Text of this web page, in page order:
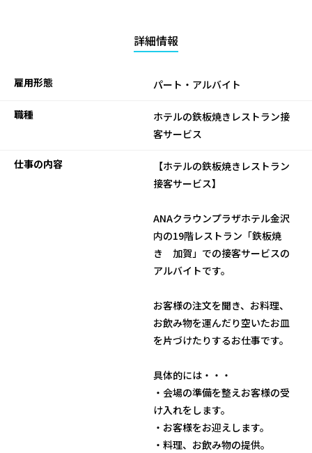
詳細情報
雇用形態 パート・アルバイト
職種
ホテルの鉄板焼きレストラン接
客サービス
仕事の内容
【ホテルの鉄板焼きレストラン
接客サービス】
ANAクラウンプラザホテル金沢
内の19階レストラン「鉄板焼
き 加賀」での接客サービスの
アルバイトです。
お客様の注文を聞き、お料理、
お飲み物を運んだり空いたお皿
を片づけたりするお仕事です。
具体的には・・・
・会場の準備を整えお客様の受
け入れをします。
・お客様をお迎えします。
・料理、お飲み物の提供。